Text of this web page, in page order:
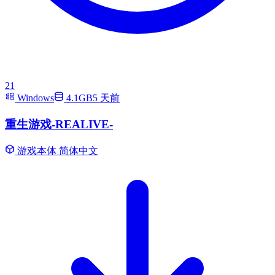
21
Windows
4.1GB5 天前
重生游戏-REALIVE-
游戏本体 简体中文